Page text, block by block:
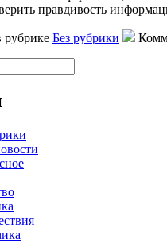
правдивость
рубрике Без рубрики